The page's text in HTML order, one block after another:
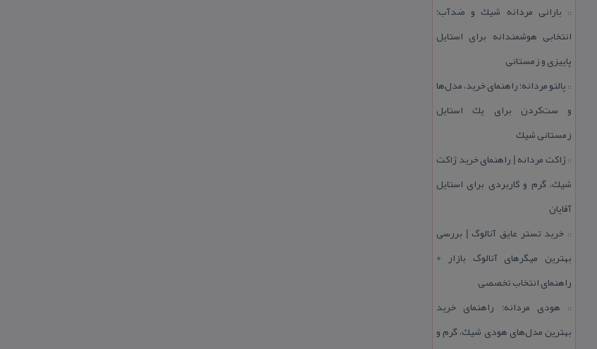
:: بارانی مردانه شیك و ضدآب؛
انتخابی هوشمندانه برای استایل
پاییزی و زمستانی
:: پالتو مردانه؛ راهنمای خرید، مدل‌ها
و ست‌كردن برای یك استایل
زمستانی شیك
::ژاكت مردانه | راهنمای خرید ژاكت
شیك، گرم و كاربردی برای استایل
آقایان
:: خرید تستر عایق آنالوگ | بررسی
بهترین میگرهای آنالوگ بازار +
راهنمای انتخاب تخصصی
:: هودی مردانه؛ راهنمای خرید
بهترین مدل‌های هودی شیك، گرم و